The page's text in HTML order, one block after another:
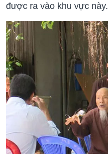
được ra vào khu vực này.